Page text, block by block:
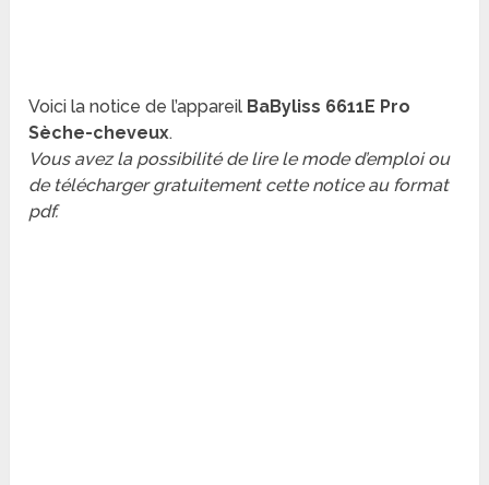
Voici la notice de l’appareil BaByliss 6611E Pro
Sèche-cheveux.
Vous avez la possibilité de lire le mode d’emploi ou
de télécharger gratuitement cette notice au format
pdf.